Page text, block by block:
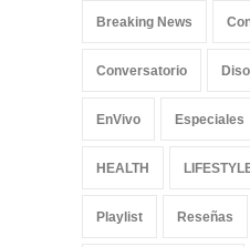
Breaking News
Conversatorio
EnVivo Especiales
HEALTH
Playlist Reseñas